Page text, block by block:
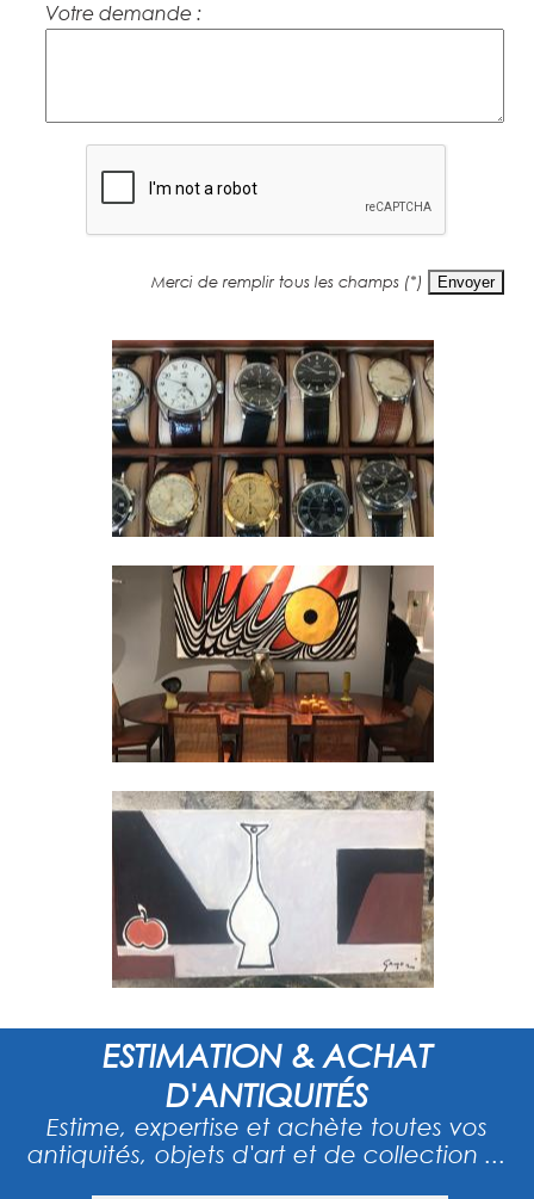
Votre demande :
Merci de remplir tous les champs (*)
ESTIMATION & ACHAT
D'ANTIQUITÉS
Estime, expertise et achète toutes vos
antiquités, objets d'art et de collection ...